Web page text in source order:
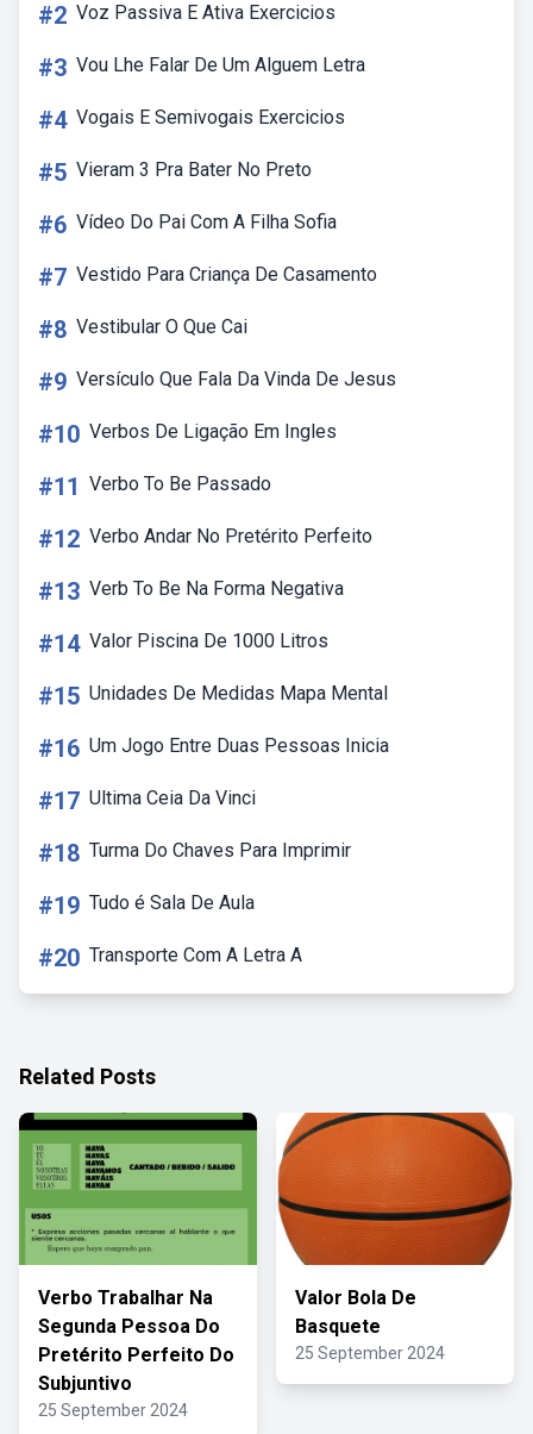
#2 Voz Passiva E Ativa Exercicios
#3 Vou Lhe Falar De Um Alguem Letra
#4 Vogais E Semivogais Exercicios
#5 Vieram 3 Pra Bater No Preto
#6 Vídeo Do Pai Com A Filha Sofia
#7 Vestido Para Criança De Casamento
#8 Vestibular O Que Cai
#9 Versículo Que Fala Da Vinda De Jesus
#10 Verbos De Ligação Em Ingles
#11 Verbo To Be Passado
#12 Verbo Andar No Pretérito Perfeito
#13 Verb To Be Na Forma Negativa
#14 Valor Piscina De 1000 Litros
#15 Unidades De Medidas Mapa Mental
#16 Um Jogo Entre Duas Pessoas Inicia
#17 Ultima Ceia Da Vinci
#18 Turma Do Chaves Para Imprimir
#19 Tudo é Sala De Aula
#20 Transporte Com A Letra A
Related Posts
Verbo Trabalhar Na
Segunda Pessoa Do
Pretérito Perfeito Do
Subjuntivo
25 September 2024
Valor Bola De
Basquete
25 September 2024